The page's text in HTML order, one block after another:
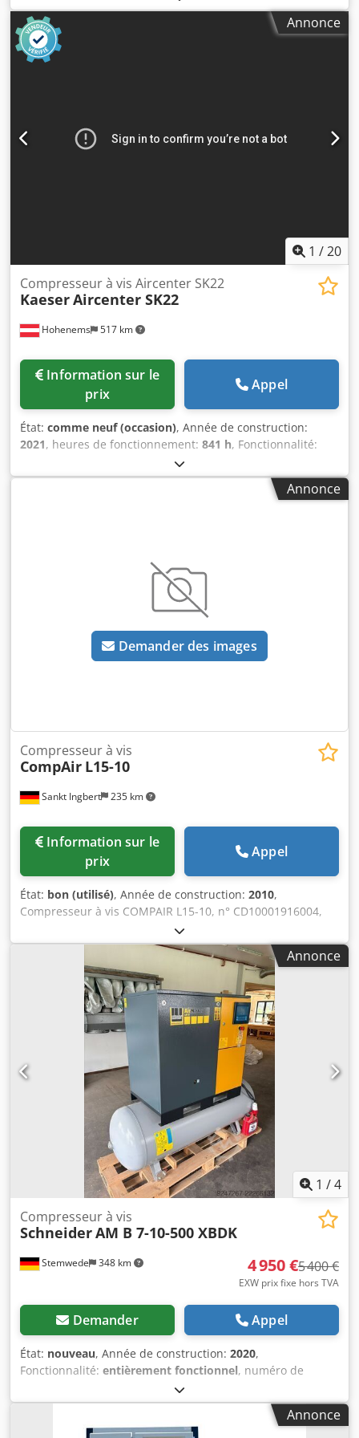
75 kW (101,97 ch), débit volumique:476 m³/h, pression
(max.):13 barre
, Équipement:
Plaque signalétique disponible, documentation / manuel
Compresseur à vis en excellent état, parfaitement
Annonce
1 /20
Hohenems 517 km
Compresseur à vis Aircenter SK22
KaeserAircenter SK22
prix
Appel
État: comme neuf (occasion), Année de construction:
2021, heures de fonctionnement: 841 h, Fonctionnalité:
, Compresseur à vis Kaeser
Aircenter SK22 11 kW 8 bar 2 m³/min Année de fabrication
: 2021 Crjdpfozrtlbox Akiof Heures de fonctionnement : 841
Annonce
Demander des images
Sankt Ingbert 235 km
Compresseur à vis
CompAir L15-10
prix
Appel
État: bon (utilisé), Année de construction: 2010,
Compresseur à vis COMPAIR L15-10, n° CD10001916004,
pression de 10 bars, puissance de 15 kW, année de
fabrication 2010. Réservoir sous pression OKS, n° 486069,
volume de 1 500 l, année de fabrication 2001. Sécheur
frigorifique ALUP ADQ 180 (E6), n° ITJ912677, année de
fabrication 2025. Codpfx Akozqcmxsijrf
Annonce
1 /4
Stemwede 348 km
Compresseur à vis
SchneiderAM B 7-10-500 XBDK
4 950 €5 400 €
EXW prix fixe hors TVA
Demander Appel
État: nouveau, Année de construction: 2020,
Fonctionnalité: entièrement fonctionnel, numéro de
, poids total:
totale:195 mm, largeur totale:65 mm, hauteur totale:170
, largeurAnnonce